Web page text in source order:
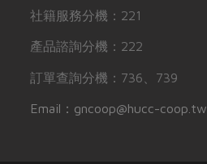
社籍服務分機：221
產品諮詢分機：222
訂單查詢分機：736、739
Email：gncoop@hucc-coop.tw